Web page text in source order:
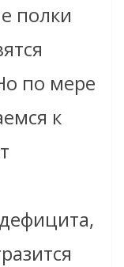
полки
по мере
к